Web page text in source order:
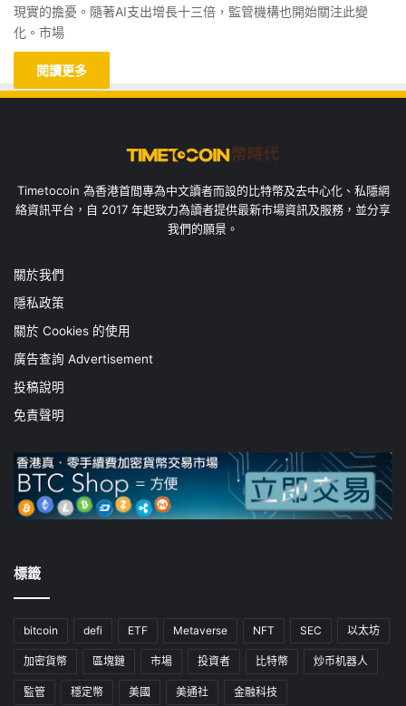
現實的擔憂。隨著AI支出增長十三倍，監管機構也開始關注此變
化。市場
閱讀更多
Timetocoin 為香港首間專為中文讀者而設的比特幣及去中心化、私隱網
絡資訊平台，自 2017 年起致力為讀者提供最新市場資訊及服務，並分享
我們的願景。
關於我們
隱私政策
關於 Cookies 的使用
廣告查詢 Advertisement
投稿說明
免責聲明
標籤
bitcoin defi ETF Metaverse NFT SEC 以太坊
加密貨幣 區塊鏈 市場 投資者 比特幣 炒币机器人
監管 穩定幣 美國 美通社 金融科技